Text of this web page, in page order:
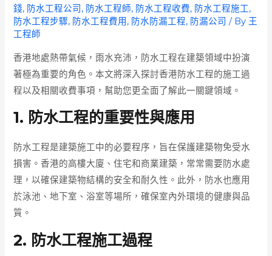
錢, 防水工程公司 , 防水工程師, 防水工程收費, 防水工程施工,
防水工程步驟, 防水工程費用 , 防水防漏工程, 防漏公司 / By 王
工程師
香港地處熱帶氣候，雨水充沛，防水工程在建築領域中扮演
著極為重要的角色。本文將深入探討香港防水工程的施工過
程以及相關收費事項，幫助您更全面了解此一關鍵領域。
1. 防水工程的重要性與應用
防水工程是建築施工中的必要程序，旨在保護建築物免受水
損害。香港的高樓大廈、住宅和商業建築，常常需要防水處
理，以確保建築物結構的安全和耐久性。此外，防水也應用
於泳池、地下室、浴室等場所，確保室內外環境的健康與品
質。
2. 防水工程施工過程